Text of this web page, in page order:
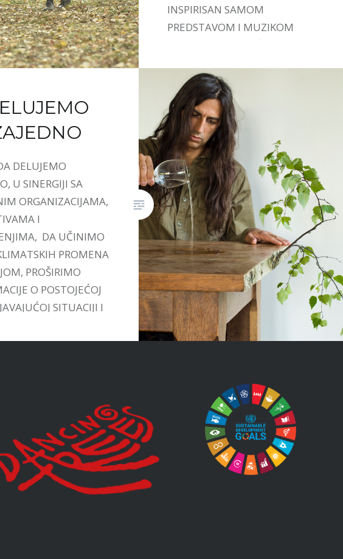
INSPIRISAN SAMOM
PREDSTAVOM I MUZIKOM
DELUJEMO
U SINERGIJI SA
ORGANIZACIJAMA,
I
DA UČINIMO
PROMENA
PROŠIRIMO
O POSTOJEĆOJ
SITUACIJI I
INICIJATIVAMA